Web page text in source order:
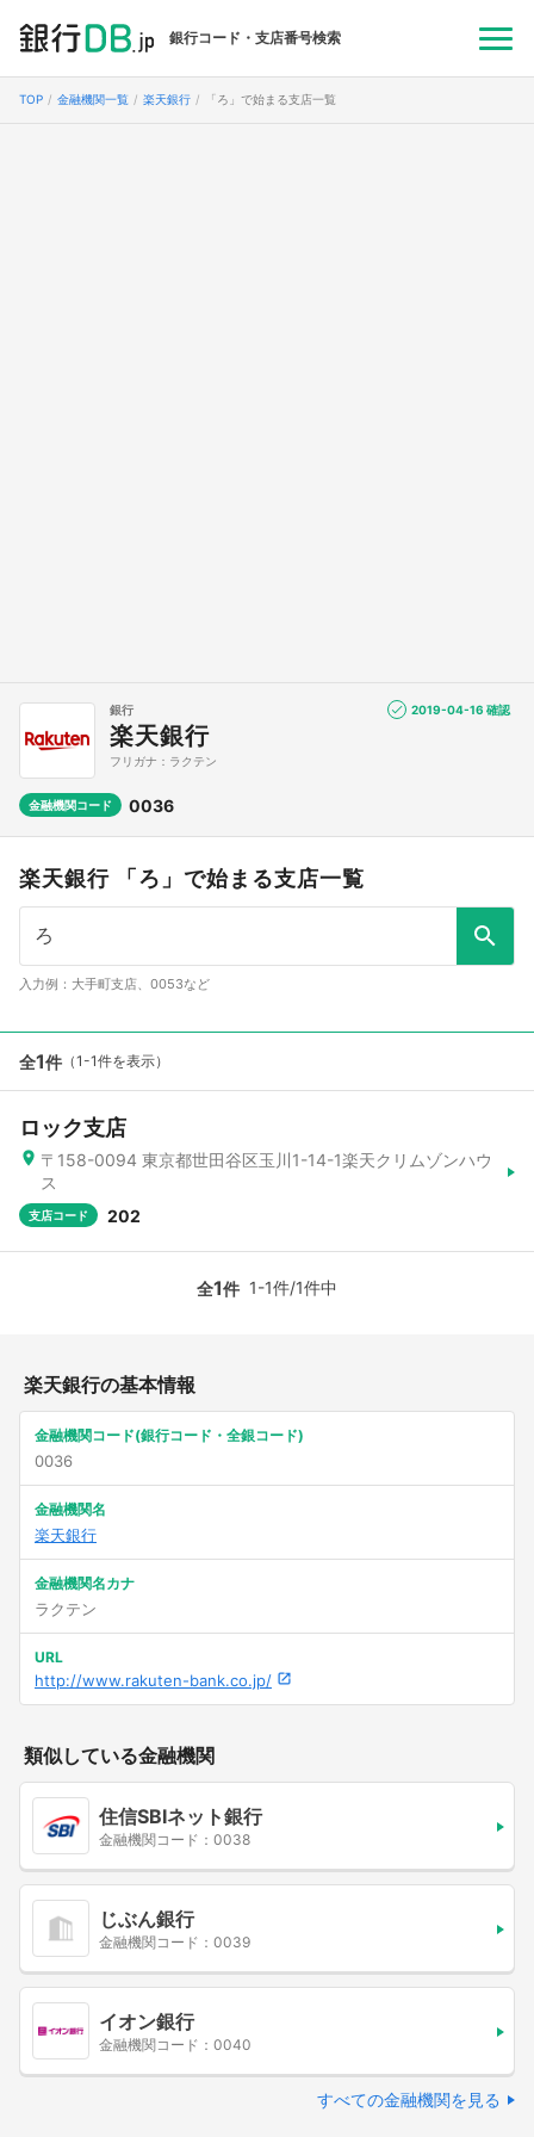
銀行コード・支店番号検索
TOP 金融機関一覧 楽天銀行 「ろ」で始まる支店一覧
銀行
楽天銀行
フリガナ：ラクテン
金融機関コード 0036
2019-04-16 確認
楽天銀行 「ろ」で始まる支店一覧
入力例：大手町支店、0053など
全1件 （1-1件を表示）
ロック支店
〒158-0094 東京都世田谷区玉川1-14-1楽天クリムゾンハウ
ス
支店コード 202
全1件 1-1件/1件中
楽天銀行の基本情報
金融機関コード(銀行コード・全銀コード)
0036
金融機関名
楽天銀行
金融機関名カナ
ラクテン
URL
http://www.rakuten-bank.co.jp/
類似している金融機関
住信SBIネット銀行
金融機関コード：0038
じぶん銀行
金融機関コード：0039
イオン銀行
金融機関コード：0040
すべての金融機関を見る